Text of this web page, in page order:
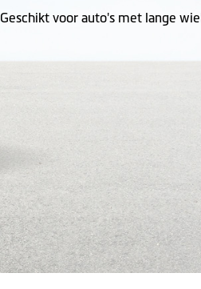
Geschikt voor auto's met lange